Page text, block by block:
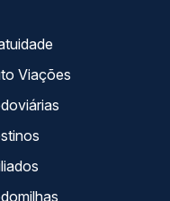
Auto Viações